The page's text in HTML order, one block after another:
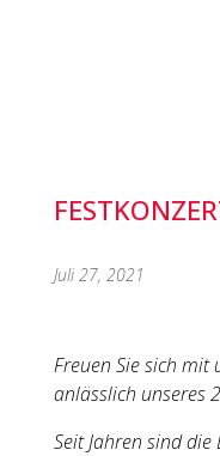
Juli 27, 2021
Freuen Sie sich mit
anlässlich unseres
Seit Jahren sind